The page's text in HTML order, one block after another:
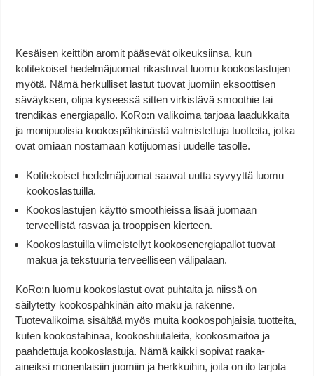
Kesäisen keittiön aromit pääsevät oikeuksiinsa, kun
kotitekoiset hedelmäjuomat rikastuvat luomu kookoslastujen
myötä. Nämä herkulliset lastut tuovat juomiin eksoottisen
säväyksen, olipa kyseessä sitten virkistävä smoothie tai
trendikäs energiapallo. KoRo:n valikoima tarjoaa laadukkaita
ja monipuolisia kookospähkinästä valmistettuja tuotteita, jotka
ovat omiaan nostamaan kotijuomasi uudelle tasolle.
Kotitekoiset hedelmäjuomat saavat uutta syvyyttä luomu
kookoslastuilla.
Kookoslastujen käyttö smoothieissa lisää juomaan
terveellistä rasvaa ja trooppisen kierteen.
Kookoslastuilla viimeistellyt kookosenergiapallot tuovat
makua ja tekstuuria terveelliseen välipalaan.
KoRo:n luomu kookoslastut ovat puhtaita ja niissä on
säilytetty kookospähkinän aito maku ja rakenne.
Tuotevalikoima sisältää myös muita kookospohjaisia tuotteita,
kuten kookostahinaa, kookoshiutaleita, kookosmaitoa ja
paahdettuja kookoslastuja. Nämä kaikki sopivat raaka-
aineiksi monenlaisiin juomiin ja herkkuihin, joita on ilo tarjota